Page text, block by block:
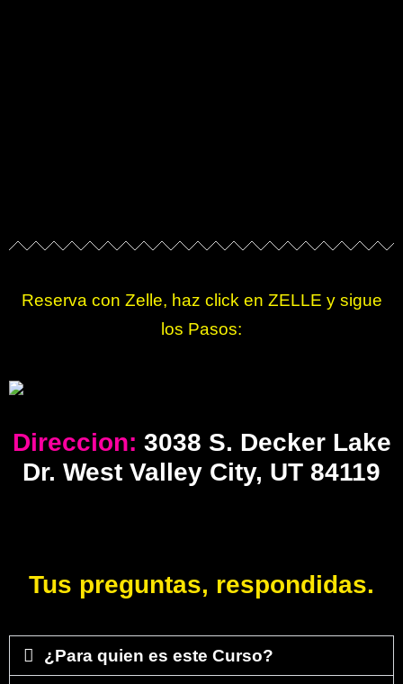
Reserva con Zelle, haz click en ZELLE y sigue
los Pasos:
Direccion: 3038 S. Decker Lake
Dr. West Valley City, UT 84119
Tus preguntas, respondidas.
¿Para quien es este Curso?